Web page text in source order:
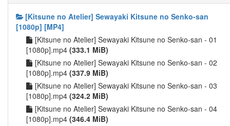
[Kitsune no Atelier] Sewayaki Kitsune no Senko-san
[1080p] [MP4]
[Kitsune no Atelier] Sewayaki Kitsune no Senko-san - 01
[1080p].mp4 (333.1 MiB)
[Kitsune no Atelier] Sewayaki Kitsune no Senko-san - 02
[1080p].mp4 (337.9 MiB)
[Kitsune no Atelier] Sewayaki Kitsune no Senko-san - 03
[1080p].mp4 (324.2 MiB)
[Kitsune no Atelier] Sewayaki Kitsune no Senko-san - 04
[1080p].mp4 (346.4 MiB)